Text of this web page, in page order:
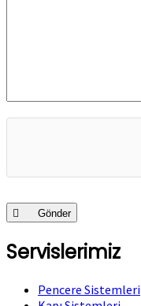
Gönder
Servislerimiz
Pencere Sistemleri